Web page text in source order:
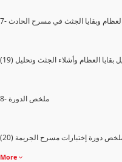
العظام وبقايا الجثث في مسرح الحادث
8- ملخص الدورة
ملخص دورة إختبارات مسرح الجريمة
More